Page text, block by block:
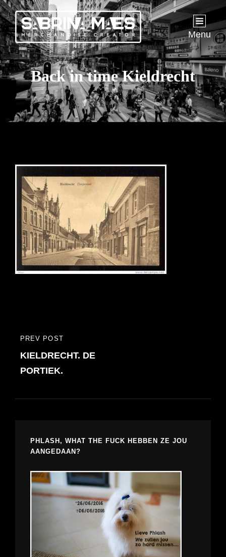
Menu
Back in time Kieldrecht
Bericht
navigatie
PREVIOUS
POST
PREV POST
KIELDRECHT. DE
PORTIEK.
PHLASH, WHAT THE FUCK HEBBEN ZE JOU
AANGEDAAN?